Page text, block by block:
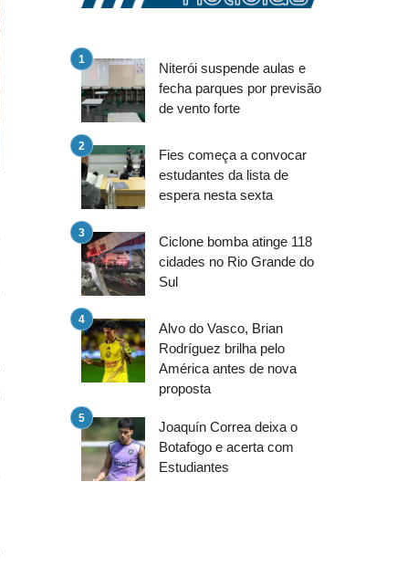
Niterói suspende aulas e
fecha parques por previsão
de vento forte
Fies começa a convocar
estudantes da lista de
espera nesta sexta
Ciclone bomba atinge 118
cidades no Rio Grande do
Sul
Alvo do Vasco, Brian
Rodríguez brilha pelo
América antes de nova
proposta
Joaquín Correa deixa o
Botafogo e acerta com
Estudiantes